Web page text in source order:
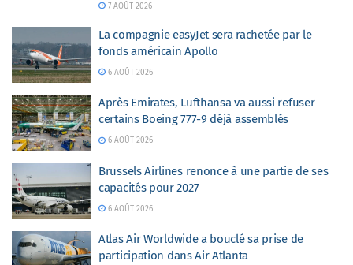
7 AOÛT 2026
La compagnie easyJet sera rachetée par le
fonds américain Apollo
6 AOÛT 2026
Après Emirates, Lufthansa va aussi refuser
certains Boeing 777-9 déjà assemblés
6 AOÛT 2026
Brussels Airlines renonce à une partie de ses
capacités pour 2027
6 AOÛT 2026
Atlas Air Worldwide a bouclé sa prise de
participation dans Air Atlanta